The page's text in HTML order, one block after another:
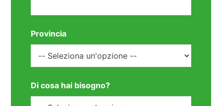
Provincia
Di cosa hai bisogno?